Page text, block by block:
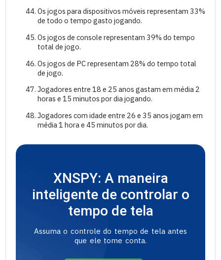
Os jogos para dispositivos móveis representam 33%
de todo o tempo gasto jogando.
Os jogos de console representam 39% do tempo
total de jogo.
Os jogos de PC representam 28% do tempo total
de jogo.
Jogadores entre 18 e 25 anos gastam em média 2
horas e 15 minutos por dia jogando.
Jogadores com idade entre 26 e 35 anos jogam em
média 1 hora e 45 minutos por dia.
XNSPY: A maneira
inteligente de controlar o
tempo de tela
Assuma o controle do tempo de tela antes
que ele tome conta.